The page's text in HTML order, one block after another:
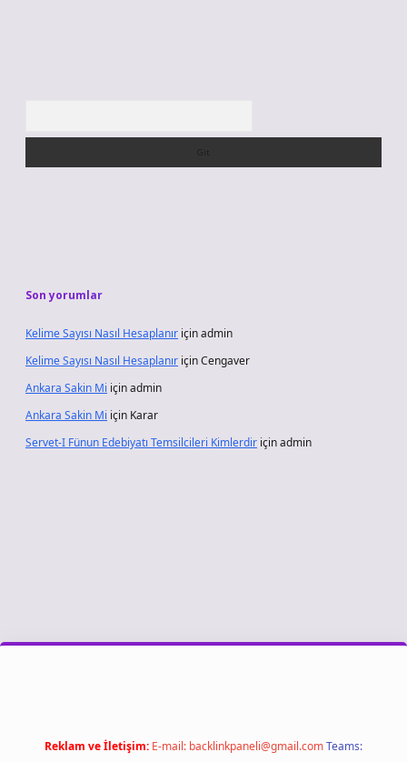
Son yorumlar
Kelime Sayısı Nasıl Hesaplanır içinadmin
Kelime Sayısı Nasıl Hesaplanır içinCengaver
Ankara Sakin Mi içinadmin
Ankara Sakin Mi için Karar
Servet-I Fünun Edebiyatı Temsilcileri Kimlerdir içinadmin
giriş
Reklam ve İletişim: E-mail: backlinkpaneli@gmail.comTeams: